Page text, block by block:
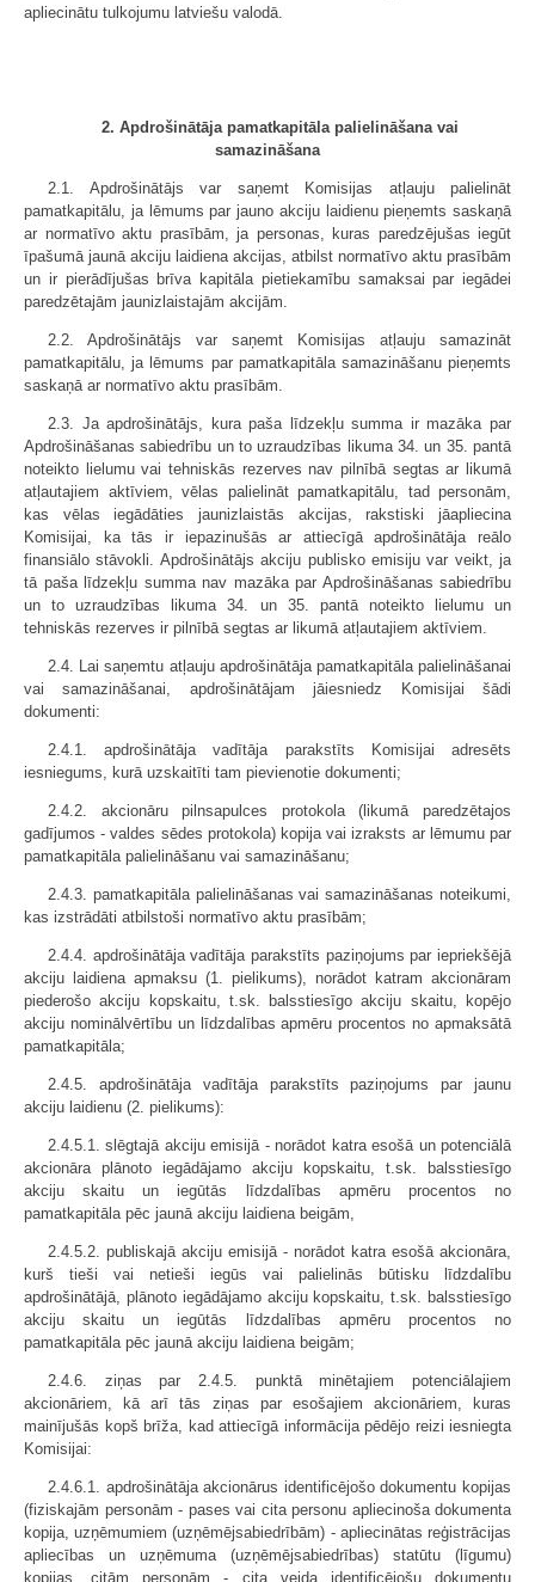
apliecinātu tulkojumu latviešu valodā.
2. Apdrošinātāja pamatkapitāla palielināšana vai
samazināšana
2.1. Apdrošinātājs var saņemt Komisijas atļauju palielināt
pamatkapitālu, ja lēmums par jauno akciju laidienu pieņemts saskaņā
ar normatīvo aktu prasībām, ja personas, kuras paredzējušas iegūt
īpašumā jaunā akciju laidiena akcijas, atbilst normatīvo aktu prasībām
un ir pierādījušas brīva kapitāla pietiekamību samaksai par iegādei
paredzētajām jaunizlaistajām akcijām.
2.2. Apdrošinātājs var saņemt Komisijas atļauju samazināt
pamatkapitālu, ja lēmums par pamatkapitāla samazināšanu pieņemts
saskaņā ar normatīvo aktu prasībām.
2.3. Ja apdrošinātājs, kura paša līdzekļu summa ir mazāka par
Apdrošināšanas sabiedrību un to uzraudzības likuma 34. un 35. pantā
noteikto lielumu vai tehniskās rezerves nav pilnībā segtas ar likumā
atļautajiem aktīviem, vēlas palielināt pamatkapitālu, tad personām,
kas vēlas iegādāties jaunizlaistās akcijas, rakstiski jāapliecina
Komisijai, ka tās ir iepazinušās ar attiecīgā apdrošinātāja reālo
finansiālo stāvokli. Apdrošinātājs akciju publisko emisiju var veikt, ja
tā paša līdzekļu summa nav mazāka par Apdrošināšanas sabiedrību
un to uzraudzības likuma 34. un 35. pantā noteikto lielumu un
tehniskās rezerves ir pilnībā segtas ar likumā atļautajiem aktīviem.
2.4. Lai saņemtu atļauju apdrošinātāja pamatkapitāla palielināšanai
vai samazināšanai, apdrošinātājam jāiesniedz Komisijai šādi
dokumenti:
2.4.1. apdrošinātāja vadītāja parakstīts Komisijai adresēts
iesniegums, kurā uzskaitīti tam pievienotie dokumenti;
2.4.2. akcionāru pilnsapulces protokola (likumā paredzētajos
gadījumos - valdes sēdes protokola) kopija vai izraksts ar lēmumu par
pamatkapitāla palielināšanu vai samazināšanu;
2.4.3. pamatkapitāla palielināšanas vai samazināšanas noteikumi,
kas izstrādāti atbilstoši normatīvo aktu prasībām;
2.4.4. apdrošinātāja vadītāja parakstīts paziņojums par iepriekšējā
akciju laidiena apmaksu (1. pielikums), norādot katram akcionāram
piederošo akciju kopskaitu, t.sk. balsstiesīgo akciju skaitu, kopējo
akciju nominālvērtību un līdzdalības apmēru procentos no apmaksātā
pamatkapitāla;
2.4.5. apdrošinātāja vadītāja parakstīts paziņojums par jaunu
akciju laidienu (2. pielikums):
2.4.5.1. slēgtajā akciju emisijā - norādot katra esošā un potenciālā
akcionāra plānoto iegādājamo akciju kopskaitu, t.sk. balsstiesīgo
akciju skaitu un iegūtās līdzdalības apmēru procentos no
pamatkapitāla pēc jaunā akciju laidiena beigām,
2.4.5.2. publiskajā akciju emisijā - norādot katra esošā akcionāra,
kurš tieši vai netieši iegūs vai palielinās būtisku līdzdalību
apdrošinātājā, plānoto iegādājamo akciju kopskaitu, t.sk. balsstiesīgo
akciju skaitu un iegūtās līdzdalības apmēru procentos no
pamatkapitāla pēc jaunā akciju laidiena beigām;
2.4.6. ziņas par 2.4.5. punktā minētajiem potenciālajiem
akcionāriem, kā arī tās ziņas par esošajiem akcionāriem, kuras
mainījušās kopš brīža, kad attiecīgā informācija pēdējo reizi iesniegta
Komisijai:
2.4.6.1. apdrošinātāja akcionārus identificējošo dokumentu kopijas
(fiziskajām personām - pases vai cita personu apliecinoša dokumenta
kopija, uzņēmumiem (uzņēmējsabiedrībām) - apliecinātas reģistrācijas
apliecības un uzņēmuma (uzņēmējsabiedrības) statūtu (līgumu)
kopijas, citām personām - cita veida identificējošu dokumentu